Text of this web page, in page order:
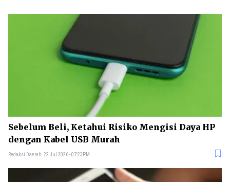
Sebelum Beli, Ketahui Risiko Mengisi Daya HP
dengan Kabel USB Murah
Redaksi Daerah 22 Jul 2026 - 07:23PM